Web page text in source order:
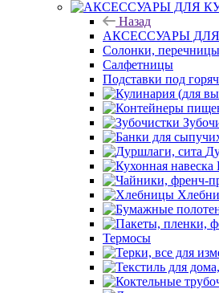
Назад
АКСЕССУАРЫ
Солонки, перечницы
Салфетницы
Подставки под
Термосы